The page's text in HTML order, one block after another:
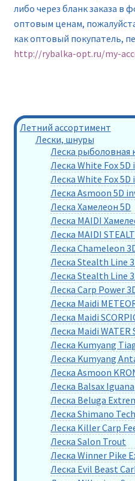
либо через бланк заказа в
оптовым ценам,
как оптовый покупатель,
http://rybalka-opt.ru/my-
Летний ассортимент
Лески, шнуры
Леска рыболовная
Леска White Fox
Леска White Fox
Леска Asmoon 5D
Леска Хамелеон 5D
Леска MAIDI
Леска MAIDI
Леска Chameleon
Леска Stealth Line
Леска Stealth Line
Леска Carp Power
Леска Maidi
Леска Maidi
Леска Maidi WATER
Леска Kumyang
Леска Kumyang
Леска Asmoon
Леска Balsax Iguana
Леска Beluga
Леска Shimano
Леска Killer Carp
Леска Salon Trout
Леска Winner Pike
Леска Evil Beast